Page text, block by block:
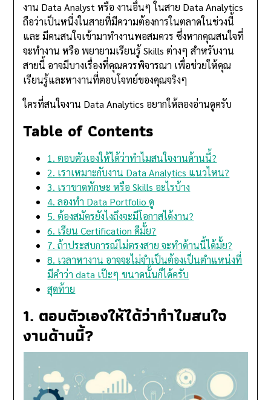
งาน Data Analyst หรือ งานอื่นๆ ในสาย Data Analytics
ถือว่าเป็นหนึ่งในสายที่มีความต้องการในตลาดในช่วงนี้
และ มีคนสนใจเข้ามาทำงานพอสมควร ซึ่งหากคุณสนใจที่
จะทำงาน หรือ พยายามเรียนรู้ Skills ต่างๆ สำหรับงาน
สายนี้ อาจมีบางเรื่องที่คุณควรพิจารณา เพื่อช่วยให้คุณ
เรียนรู้และหางานที่ตอบโจทย์ของคุณจริงๆ
ใครที่สนใจงาน Data Analytics อยากให้ลองอ่านดูครับ
Table of Contents
1. ตอบตัวเองให้ได้ว่าทำไมสนใจงานด้านนี้?
2. เราเหมาะกับงาน Data Analytics แนวไหน?
3. เราขาดทักษะ หรือ Skills อะไรบ้าง
4. ลองทำ Data Portfolio ดู
5. ต้องสมัครยังไงถึงจะมีโอกาสได้งาน?
6. เรียน Certification ดีมั้ย?
7. ถ้าประสบการณ์ไม่ตรงสาย จะทำด้านนี้ได้มั้ย?
8. เวลาหางาน อาจจะไม่จำเป็นต้องเป็นตำแหน่งที่
มีคำว่า data เป๊ะๆ ขนาดนั้นก็ได้ครับ
สุดท้าย
1. ตอบตัวเองให้ได้ว่าทำไมสนใจ
งานด้านนี้?